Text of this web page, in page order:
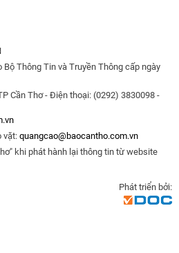
Thông Tin và Truyền Thông cấp ngày
Cần Thơ - Điện thoại: (0292) 3830098 -
vặt: quangcao@baocantho.com.vn
khi phát hành lại thông tin từ website
Phát triển bởi: